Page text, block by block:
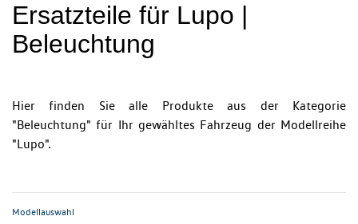
Ersatzteile für Lupo |
Beleuchtung
Hier finden Sie alle Produkte aus der Kategorie
"Beleuchtung" für Ihr gewähltes Fahrzeug der Modellreihe
"Lupo".
Modellauswahl